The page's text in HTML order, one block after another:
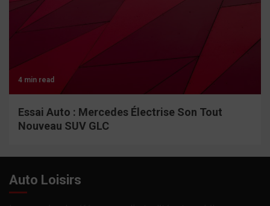
4 min read
Essai Auto : Mercedes Électrise Son Tout
Nouveau SUV GLC
Auto Loisirs